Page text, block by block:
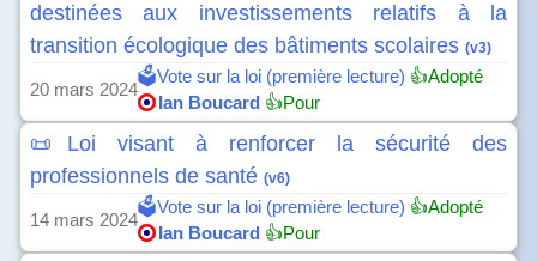
destinées aux investissements relatifs à la
transition écologique des bâtiments scolaires (v3)
20 mars 2024
🗳️Vote sur la loi (première lecture) 👍Adopté
Ian Boucard 👍Pour
📜Loi visant à renforcer la sécurité des
professionnels de santé (v6)
14 mars 2024
🗳️Vote sur la loi (première lecture) 👍Adopté
Ian Boucard 👍Pour